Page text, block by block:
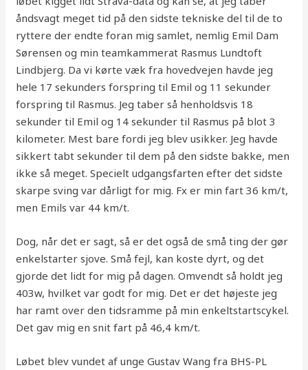
åndsvagt meget tid på den sidste tekniske del til de to
ryttere der endte foran mig samlet, nemlig Emil Dam
Sørensen og min teamkammerat Rasmus Lundtoft
Lindbjerg. Da vi kørte væk fra hovedvejen havde jeg
hele 17 sekunders forspring til Emil og 11 sekunder
forspring til Rasmus. Jeg taber så henholdsvis 18
sekunder til Emil og 14 sekunder til Rasmus på blot 3
kilometer. Mest bare fordi jeg blev usikker. Jeg havde
sikkert tabt sekunder til dem på den sidste bakke, men
ikke så meget. Specielt udgangsfarten efter det sidste
skarpe sving var dårligt for mig. Fx er min fart 36 km/t,
men Emils var 44 km/t.
Dog, når det er sagt, så er det også de små ting der gør
enkelstarter sjove. Små fejl, kan koste dyrt, og det
gjorde det lidt for mig på dagen. Omvendt så holdt jeg
403w, hvilket var godt for mig. Det er det højeste jeg
har ramt over den tidsramme på min enkeltstartscykel.
Det gav mig en snit fart på 46,4 km/t.
Løbet blev vundet af unge Gustav Wang fra BHS-PL